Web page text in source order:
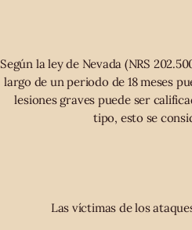
Según la ley de Nevada (NRS
largo de un periodo de 18 meses
lesiones graves puede ser
tipo, esto se
Las víctimas de los